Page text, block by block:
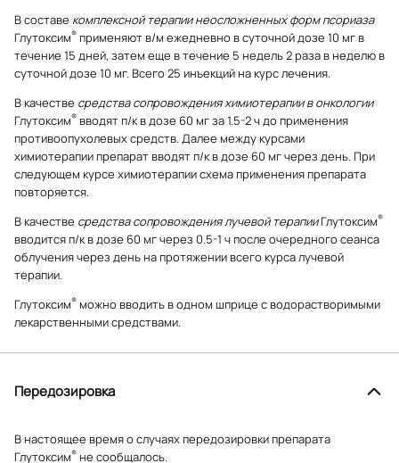
В составе комплексной терапии неосложненных форм псориаза
Глутоксим® применяют в/м ежедневно в суточной дозе 10 мг в
течение 15 дней, затем еще в течение 5 недель 2 раза в неделю в
суточной дозе 10 мг. Всего 25 инъекций на курс лечения.
В качестве средства сопровождения химиотерапии в онкологии
Глутоксим® вводят п/к в дозе 60 мг за 1.5-2 ч до применения
противоопухолевых средств. Далее между курсами
химиотерапии препарат вводят п/к в дозе 60 мг через день. При
следующем курсе химиотерапии схема применения препарата
повторяется.
В качестве средства сопровождения лучевой терапииГлутоксим®
вводится п/к в дозе 60 мг через 0.5-1 ч после очередного сеанса
облучения через день на протяжении всего курса лучевой
терапии.
Глутоксим® можно вводить в одном шприце с водорастворимыми
лекарственными средствами.
Передозировка
В настоящее время о случаях передозировки препарата
Глутоксим® не сообщалось.